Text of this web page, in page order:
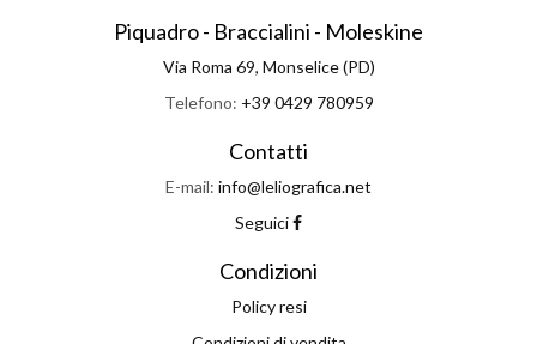
Piquadro - Braccialini - Moleskine
Via Roma 69, Monselice (PD)
Telefono: +39 0429 780959
Contatti
E-mail: info@leliografica.net
Seguici
Condizioni
Policy resi